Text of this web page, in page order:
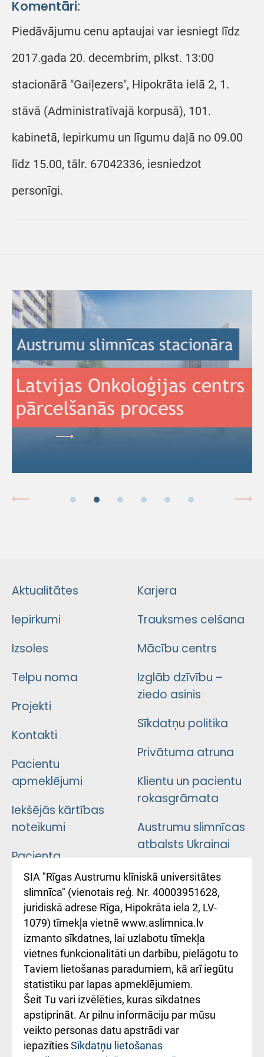
Komentāri:
Piedāvājumu cenu aptaujai var iesniegt līdz
2017.gada 20. decembrim, plkst. 13:00
stacionārā "Gaiļezers", Hipokrāta ielā 2, 1.
stāvā (Administratīvajā korpusā), 101.
kabinetā, Iepirkumu un līgumu daļā no 09.00
līdz 15.00, tālr. 67042336, iesniedzot
personīgi.
Aktualitātes
Iepirkumi
Izsoles
Telpu noma
Projekti
Kontakti
Pacientu
apmeklējumi
Iekšējās kārtības
noteikumi
Pacienta
atsauksmju/sūdzību
iesniegšanas
kārtība
Kā pie mums nokļūt
Rēķinu apmaksas
ceļvedis
Rekvizīti un
ārstniecības
iestādes kods
Karjera
Trauksmes celšana
Mācību centrs
Izglāb dzīvību –
ziedo asinis
Sīkdatņu politika
Privātuma atruna
Klientu un pacientu
rokasgrāmata
Austrumu slimnīcas
atbalsts Ukrainai
Підтримка Східної
лікарні та співпраця з
Україною
SIA "Rīgas Austrumu klīniskā universitātes
slimnīca" (vienotais reģ. Nr. 40003951628,
juridiskā adrese Rīga, Hipokrāta iela 2, LV-
1079) tīmekļa vietnē www.aslimnica.lv
izmanto sīkdatnes, lai uzlabotu tīmekļa
vietnes funkcionalitāti un darbību, pielāgotu to
Taviem lietošanas paradumiem, kā arī iegūtu
statistiku par lapas apmeklējumiem.
Šeit Tu vari izvēlēties, kuras sīkdatnes
apstiprināt. Ar pilnu informāciju par mūsu
veikto personas datu apstrādi var
iepazītiesSīkdatņu lietošanas